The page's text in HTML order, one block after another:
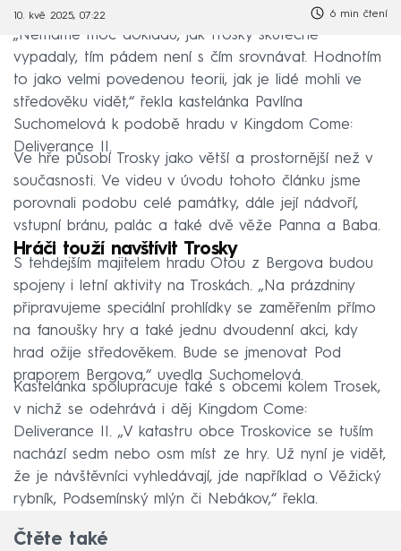
10. kvě 2025, 07:22 6 min čtení
„Nemáme moc dokladů, jak Trosky skutečně
vypadaly, tím pádem není s čím srovnávat. Hodnotím
to jako velmi povedenou teorii, jak je lidé mohli ve
středověku vidět,“ řekla kastelánka Pavlína
Suchomelová k podobě hradu v Kingdom Come:
Deliverance II.
Ve hře působí Trosky jako větší a prostornější než v
současnosti. Ve videu v úvodu tohoto článku jsme
porovnali podobu celé památky, dále její nádvoří,
vstupní bránu, palác a také dvě věže Panna a Baba.
Hráči touží navštívit Trosky
S tehdejším majitelem hradu Otou z Bergova budou
spojeny i letní aktivity na Troskách. „Na prázdniny
připravujeme speciální prohlídky se zaměřením přímo
na fanoušky hry a také jednu dvoudenní akci, kdy
hrad ožije středověkem. Bude se jmenovat Pod
praporem Bergova,“ uvedla Suchomelová.
Kastelánka spolupracuje také s obcemi kolem Trosek,
v nichž se odehrává i děj Kingdom Come:
Deliverance II. „V katastru obce Troskovice se tuším
nachází sedm nebo osm míst ze hry. Už nyní je vidět,
že je návštěvníci vyhledávají, jde například o Věžický
rybník, Podsemínský mlýn či Nebákov,“ řekla.
Čtěte také